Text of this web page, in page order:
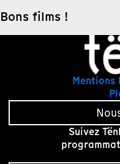
Bons films !
Suivez